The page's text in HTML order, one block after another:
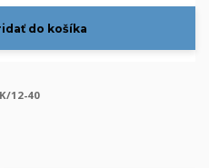
do košíka
12-40